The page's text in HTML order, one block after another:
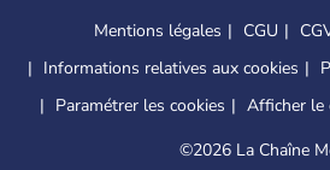
Mentions légales CGU
Informations relatives aux cookies
Paramétrer les cookies
Afficher le
©2026 La Chaîne